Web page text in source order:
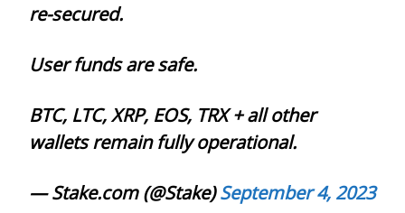
re-secured.
User funds are safe.
BTC, LTC, XRP, EOS, TRX + all other
wallets remain fully operational.
— Stake.com (@Stake)September 4, 2023